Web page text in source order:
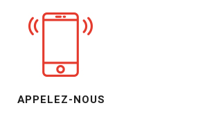
APPELEZ-NOUS